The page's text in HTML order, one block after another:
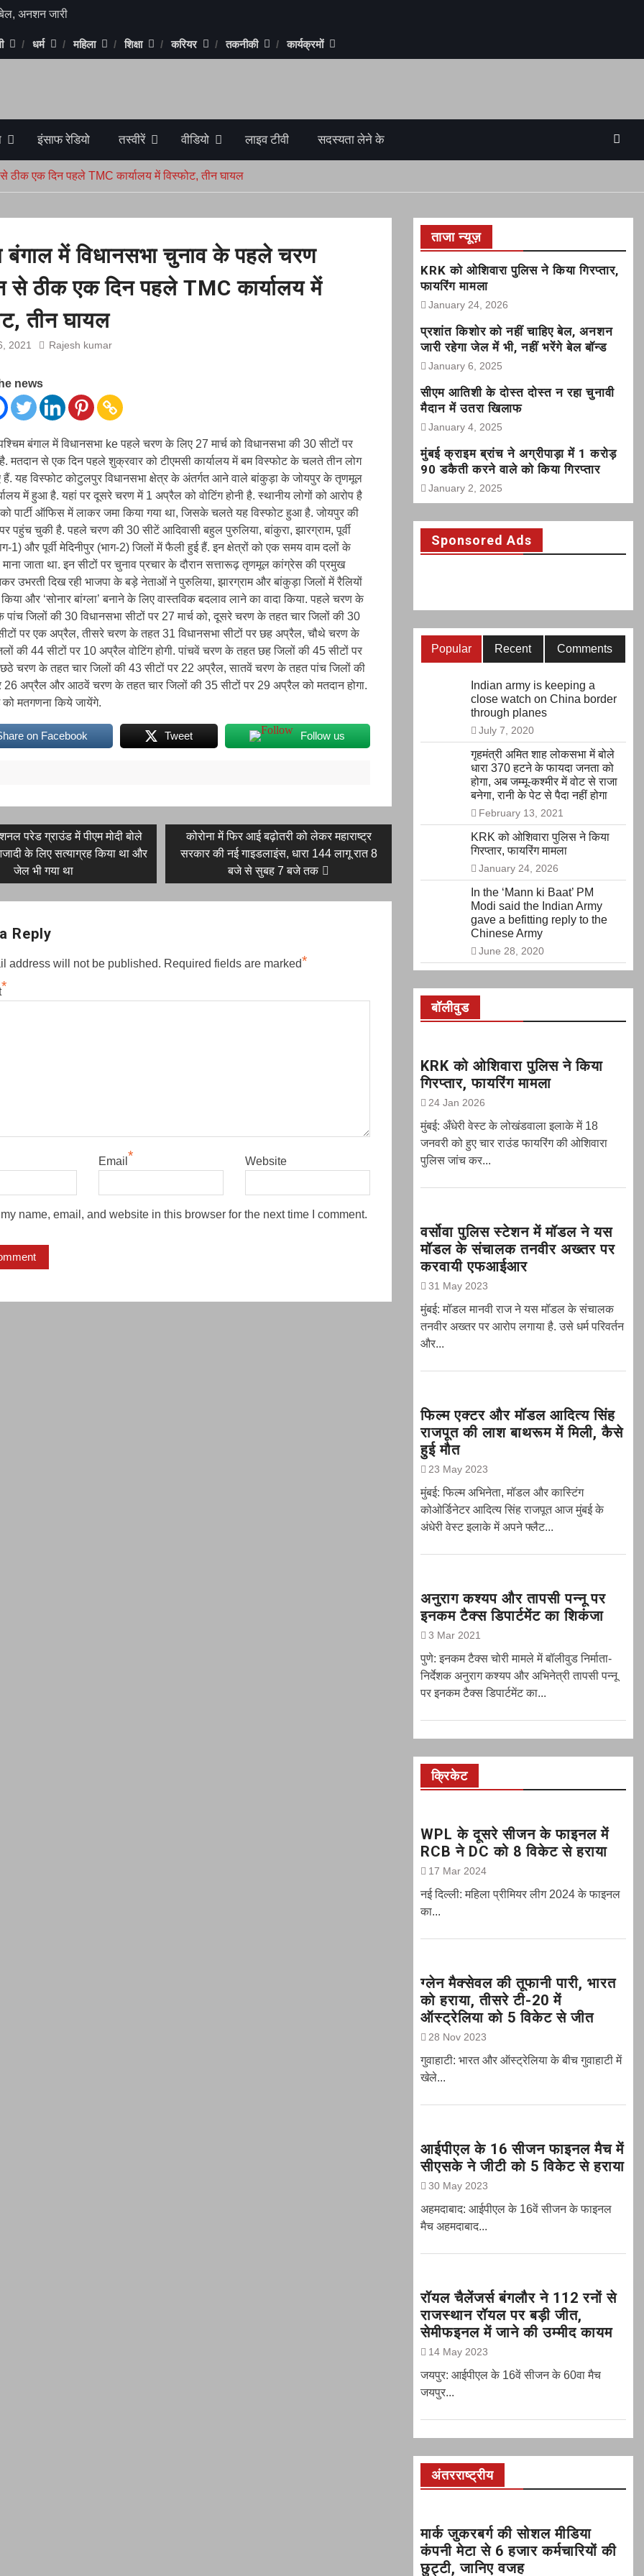
चुनावी मैदान
में 1 करोड़ 90
की लाश
सुप्रीम
में RCB ने
के लिए
का लगा चूना
गिरप्तार,
धर्म महिला शिक्षा करियर तकनीकी कार्यक्रमों
इंसाफ रेडियो तस्वीरें वीडियो लाइव टीवी सदस्यता लेने के
ठीक एक दिन पहले TMC कार्यालय में विस्फोट, तीन घायल
बंगाल में विधानसभा चुनाव के पहले चरण
से ठीक एक दिन पहले TMC कार्यालय में
तीन घायल
2021 Rajesh kumar
news
बंगाल में विधानसभा ke पहले चरण के लिए 27 मार्च को विधानसभा की 30 सीटों पर
है. मतदान से एक दिन पहले शुक्रवार को टीएमसी कार्यालय में बम विस्फोट के चलते तीन लोग
हैं. यह विस्फोट कोटुलपुर विधानसभा क्षेत्र के अंतर्गत आने वाले बांकुड़ा के जोयपुर के तृणमूल
में हुआ है. यहां पर दूसरे चरण में 1 अप्रैल को वोटिंग होनी है. स्थानीय लोगों को आरोप है
पार्टी ऑफिस में लाकर जमा किया गया था, जिसके चलते यह विस्फोट हुआ है. जोयपुर की
पहुंच चुकी है. पहले चरण की 30 सीटें आदिवासी बहुल पुरुलिया, बांकुरा, झारग्राम, पूर्वी
1) और पूर्वी मेदिनीपुर (भाग-2) जिलों में फैली हुई हैं. इन क्षेत्रों को एक समय वाम दलों के
माना जाता था. इन सीटों पर चुनाव प्रचार के दौरान सत्तारूढ़ तृणमूल कांग्रेस की प्रमुख
बनकर उभरती दिख रही भाजपा के बड़े नेताओं ने पुरुलिया, झारग्राम और बांकुड़ा जिलों में रैलियों
और ‘सोनार बांग्ला’ बनाने के लिए वास्तविक बदलाव लाने का वादा किया. पहले चरण के
पांच जिलों की 30 विधानसभा सीटों पर 27 मार्च को, दूसरे चरण के तहत चार जिलों की 30
पर एक अप्रैल, तीसरे चरण के तहत 31 विधानसभा सीटों पर छह अप्रैल, चौथे चरण के
की 44 सीटों पर 10 अप्रैल वोटिंग होगी. पांचवें चरण के तहत छह जिलों की 45 सीटों पर
चरण के तहत चार जिलों की 43 सीटों पर 22 अप्रैल, सातवें चरण के तहत पांच जिलों की
26 अप्रैल और आठवें चरण के तहत चार जिलों की 35 सीटों पर 29 अप्रैल को मतदान होगा.
मतगणना किये जायेंगे.
on Facebook Tweet Follow us
परेड ग्राउंड में पीएम मोदी बोले
के लिए सत्याग्रह किया था और
जेल भी गया था
Next
post:
कोरोना में फिर आई बढ़ोतरी को लेकर महाराष्ट्र
सरकार की नई गाइडलाइंस, धारा 144 लागू रात 8
बजे से सुबह 7 बजे तक
Reply
address will not be published. Required fields are marked*
*
Email * Website
name, email, and website in this browser for the next time I comment.
ताजा न्यूज़
KRK को ओशिवारा पुलिस ने किया गिरप्तार,
फायरिंग मामला
January 24, 2026
प्रशांत किशोर को नहीं चाहिए बेल, अनशन
जारी रहेगा जेल में भी, नहीं भरेंगे बेल बॉन्ड
January 6, 2025
सीएम आतिशी के दोस्त दोस्त न रहा चुनावी
मैदान में उतरा खिलाफ
January 4, 2025
मुंबई क्राइम ब्रांच ने अग्रीपाड़ा में 1 करोड़
90 डकैती करने वाले को किया गिरप्तार
January 2, 2025
Sponsored Ads
Popular Recent Comments
Indian army is keeping a
close watch on China border
through planes
July 7, 2020
गृहमंत्री अमित शाह लोकसभा में बोले
धारा 370 हटने के फायदा जनता को
होगा, अब जम्मू-कश्मीर में वोट से राजा
बनेगा, रानी के पेट से पैदा नहीं होगा
February 13, 2021
KRK को ओशिवारा पुलिस ने किया
गिरप्तार, फायरिंग मामला
January 24, 2026
In the ‘Mann ki Baat’ PM
Modi said the Indian Army
gave a befitting reply to the
Chinese Army
June 28, 2020
बॉलीवुड
KRK को ओशिवारा पुलिस ने किया
गिरप्तार, फायरिंग मामला
24 Jan 2026
मुंबई: अँधेरी वेस्ट के लोखंडवाला इलाके में 18
जनवरी को हुए चार राउंड फायरिंग की ओशिवारा
पुलिस जांच कर...
वर्सोवा पुलिस स्टेशन में मॉडल ने यस
मॉडल के संचालक तनवीर अख्तर पर
करवायी एफआईआर
31 May 2023
मुंबई: मॉडल मानवी राज ने यस मॉडल के संचालक
तनवीर अख्तर पर आरोप लगाया है. उसे धर्म परिवर्तन
और...
फिल्म एक्टर और मॉडल आदित्य सिंह
राजपूत की लाश बाथरूम में मिली, कैसे
हुई मौत
23 May 2023
मुंबई: फिल्म अभिनेता, मॉडल और कास्टिंग
कोओर्डिनेटर आदित्य सिंह राजपूत आज मुंबई के
अंधेरी वेस्ट इलाके में अपने फ्लैट...
अनुराग कश्यप और तापसी पन्नू पर
इनकम टैक्स डिपार्टमेंट का शिकंजा
3 Mar 2021
पुणे: इनकम टैक्स चोरी मामले में बॉलीवुड निर्माता-
निर्देशक अनुराग कश्यप और अभिनेत्री तापसी पन्नू
पर इनकम टैक्स डिपार्टमेंट का...
क्रिकेट
WPL के दूसरे सीजन के फाइनल में
RCB ने DC को 8 विकेट से हराया
17 Mar 2024
नई दिल्ली: महिला प्रीमियर लीग 2024 के फाइनल
का...
ग्‍लेन मैक्‍सेवल की तूफानी पारी, भारत
को हराया, तीसरे टी-20 में
ऑस्ट्रेलिया को 5 विकेट से जीत
28 Nov 2023
गुवाहाटी: भारत और ऑस्‍ट्रेलिया के बीच गुवाहाटी में
खेले...
आईपीएल के 16 सीजन फाइनल मैच में
सीएसके ने जीटी को 5 विकेट से हराया
30 May 2023
अहमदाबाद: आईपीएल के 16वें सीजन के फाइनल
मैच अहमदाबाद...
रॉयल चैलेंजर्स बंगलौर ने 112 रनों से
राजस्थान रॉयल पर बड़ी जीत,
सेमीफइनल में जाने की उम्मीद कायम
14 May 2023
जयपुर: आईपीएल के 16वें सीजन के 60वा मैच
जयपुर...
अंतरराष्ट्रीय
मार्क जुकरबर्ग की सोशल मीडिया
कंपनी मेटा से 6 हजार कर्मचारियों की
छुट्टी, जानिए वजह